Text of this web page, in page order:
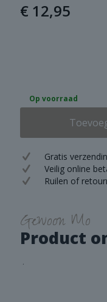
€ 12,95
Op voorraad
Gratis
Veilig online
Ruilen of
Gewoon Mo
Product
.